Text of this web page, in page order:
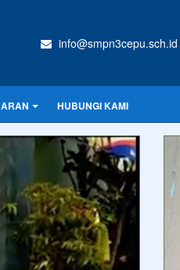
info@smpn3cepu.sch.id
HUBUNGI KAMI